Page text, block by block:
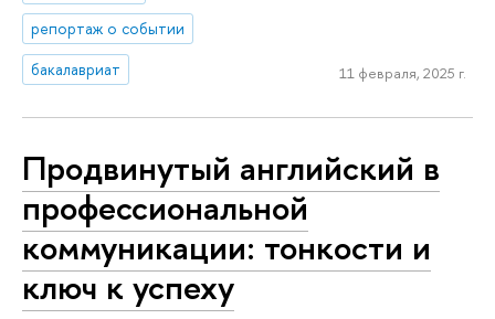
репортаж о событии
бакалавриат
11 февраля, 2025 г.
Продвинутый английский в
профессиональной
коммуникации: тонкости и
ключ к успеху